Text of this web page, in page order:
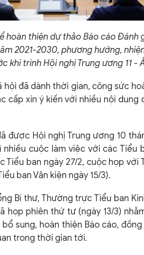
hoàn thiện dự thảo Báo cáo Đánh
2021-2030, phương hướng,
khi trình Hội nghị Trung ương 11 -
hội đã dành thời gian, công sức
cấp xin ý kiến với nhiều nội dung
được Hội nghị Trung ương 10
nhiều cuộc làm việc với các Tiểu
ban ngày 27/2, cuộc họp với
ban Văn kiện ngày 15/3).
Bí thư, Thường trực Tiểu ban
họp phiên thứ tư (ngày 13/3)
sung, hoàn thiện Báo cáo,
trong thời gian tới.